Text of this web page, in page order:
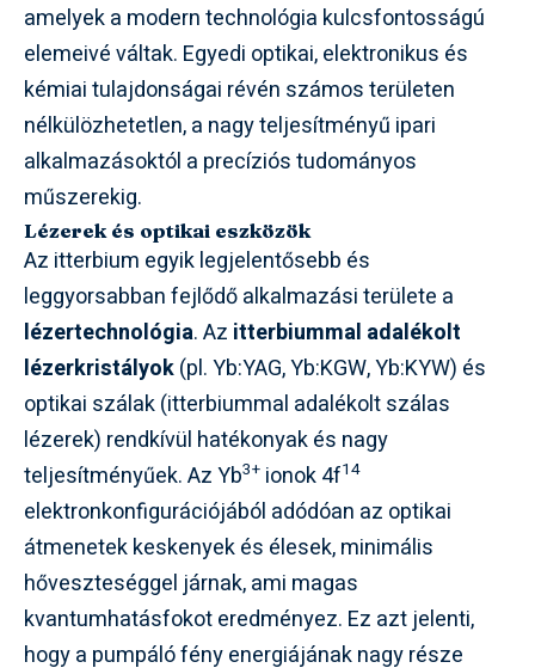
amelyek a modern technológia kulcsfontosságú
elemeivé váltak. Egyedi optikai, elektronikus és
kémiai tulajdonságai révén számos területen
nélkülözhetetlen, a nagy teljesítményű ipari
alkalmazásoktól a precíziós tudományos
műszerekig.
Lézerek és optikai eszközök
Az itterbium egyik legjelentősebb és
leggyorsabban fejlődő alkalmazási területe a
lézertechnológia. Az itterbiummal adalékolt
lézerkristályok(pl. Yb:YAG, Yb:KGW, Yb:KYW) és
optikai szálak (itterbiummal adalékolt szálas
lézerek) rendkívül hatékonyak és nagy
teljesítményűek. Az Yb3+ ionok 4f14
elektronkonfigurációjából adódóan az optikai
átmenetek keskenyek és élesek, minimális
hőveszteséggel járnak, ami magas
kvantumhatásfokot eredményez. Ez azt jelenti,
hogy a pumpáló fény energiájának nagy része